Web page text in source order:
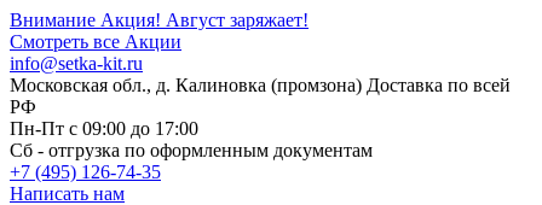
Внимание Акция! Август заряжает!
Смотреть все Акции
info@setka-kit.ru
Московская обл., д. Калиновка (промзона) Доставка по всей
РФ
Пн-Пт с 09:00 до 17:00
Сб - отгрузка по оформленным документам
+7 (495) 126-74-35
Написать нам